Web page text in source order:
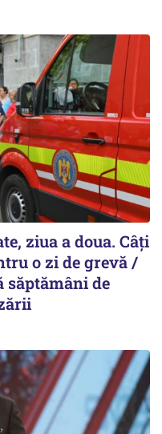
ziua a doua. Câți
o zi de grevă /
săptămâni de